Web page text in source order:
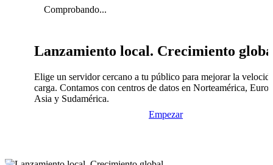
Comprobando...
Lanzamiento local. Crecimiento
Elige un servidor cercano a tu público para mejorar la
carga. Contamos con centros de datos en Norteamérica,
Asia y Sudamérica.
Empezar